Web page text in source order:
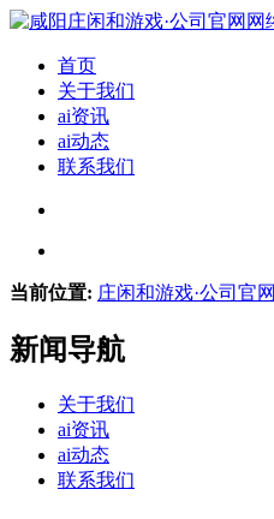
首页
关于我们
ai资讯
ai动态
联系我们
当前位置: 庄闲和游戏·公司官网
新闻导航
关于我们
ai资讯
ai动态
联系我们